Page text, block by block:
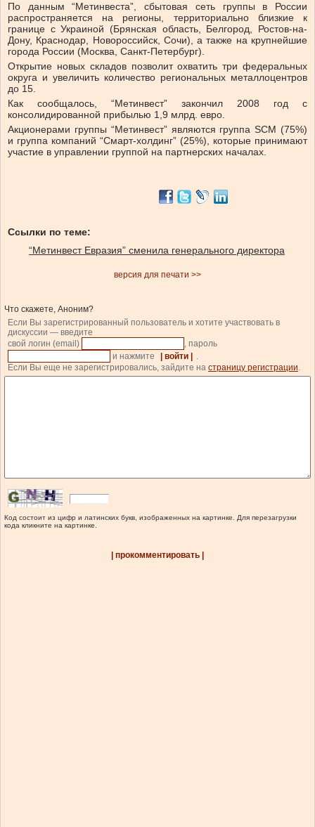
По данным “Метинвеста”, сбытовая сеть группы в России
распространяется на регионы, территориально близкие к
границе с Украиной (Брянская область, Белгород, Ростов-на-
Дону, Краснодар, Новороссийск, Сочи), а также на крупнейшие
города России (Москва, Санкт-Петербург).
Открытие новых складов позволит охватить три федеральных
округа и увеличить количество региональных металлоцентров
до 15.
Как сообщалось, “Метинвест” закончил 2008 год с
консолидированной прибылью 1,9 млрд. евро.
Акционерами группы “Метинвест” являются группа SCM (75%)
и группа компаний “Смарт-холдинг” (25%), которые принимают
участие в управлении группой на партнерских началах.
Ссылки по теме:
“Метинвест Евразия” сменила генерального директора
версия для печати >>
Что скажете, Аноним?
Если Вы зарегистрированный пользователь и хотите участвовать в
дискуссии — введите
свой логин (email)
, пароль
и нажмите
| войти |
.
Если Вы еще не зарегистрировались, зайдите на страницу регистрации.
Код состоит из цифр и латинских букв, изображенных на картинке. Для перезагрузки
кода кликните на картинке.
| прокомментировать |